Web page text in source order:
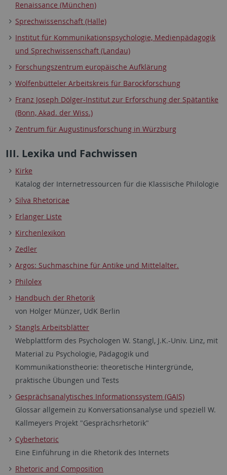
Renaissance (München)
Sprechwissenschaft (Halle)
Institut für Kommunikationspsychologie, Medienpädagogik
und Sprechwissenschaft (Landau)
Forschungszentrum europäische Aufklärung
Wolfenbütteler Arbeitskreis für Barockforschung
Franz Joseph Dölger-Institut zur Erforschung der Spätantike
(Bonn, Akad. der Wiss.)
Zentrum für Augustinusforschung in Würzburg
III. Lexika und Fachwissen
Kirke
Katalog der Internetressourcen für die Klassische Philologie
Silva Rhetoricae
Erlanger Liste
Kirchenlexikon
Zedler
Argos: Suchmaschine für Antike und Mittelalter.
Philolex
Handbuch der Rhetorik
von Holger Münzer, UdK Berlin
Stangls Arbeitsblätter
Webplattform des Psychologen W. Stangl, J.K.-Univ. Linz, mit
Material zu Psychologie, Pädagogik und
Kommunikationstheorie: theoretische Hintergründe,
praktische Übungen und Tests
Gesprächsanalytisches Informationssystem (GAIS)
Glossar allgemein zu Konversationsanalyse und speziell W.
Kallmeyers Projekt "Gesprächsrhetorik"
Cyberhetoric
Eine Einführung in die Rhetorik des Internets
Rhetoric and Composition